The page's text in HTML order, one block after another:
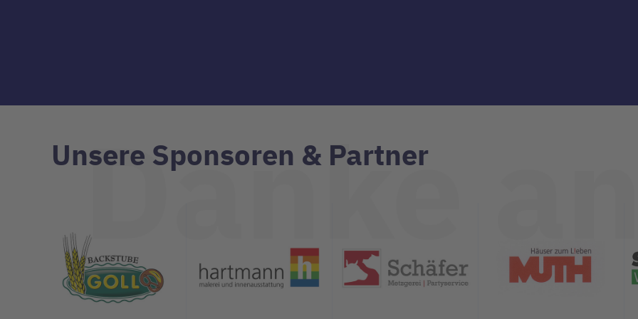
Unsere Sponsoren & Partner
Danke